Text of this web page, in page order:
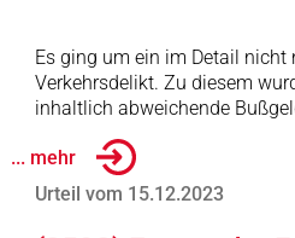
Es ging um ein im Detail nicht
Verkehrsdelikt. Zu diesem
inhaltlich abweichende
... mehr
Urteil vom 15.12.2023